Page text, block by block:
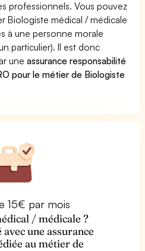
professionnels. Vous pouvez
Biologiste médical / médicale
à une personne morale
particulier). Il est donc
uneassurance responsabilité
pour le métier de Biologiste
15€ par mois
/ médicale ?
une assurance
au métier de